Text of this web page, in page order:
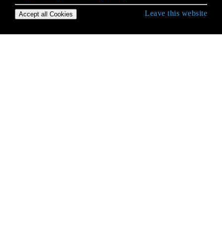
Accept all Cookies Leave this website